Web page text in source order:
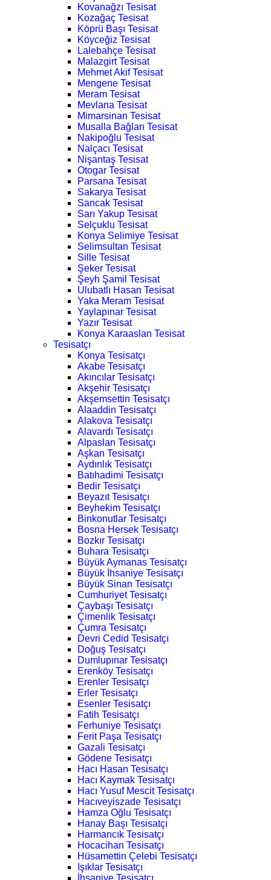
Kovanağzı Tesisat
Kozağaç Tesisat
Köprü Başı Tesisat
Köyceğiz Tesisat
Lalebahçe Tesisat
Malazgirt Tesisat
Mehmet Akif Tesisat
Mengene Tesisat
Meram Tesisat
Mevlana Tesisat
Mimarsinan Tesisat
Musalla Bağları Tesisat
Nakipoğlu Tesisat
Nalçacı Tesisat
Nişantaş Tesisat
Otogar Tesisat
Parsana Tesisat
Sakarya Tesisat
Sancak Tesisat
Sarı Yakup Tesisat
Selçuklu Tesisat
Konya Selimiye Tesisat
Selimsultan Tesisat
Sille Tesisat
Şeker Tesisat
Şeyh Şamil Tesisat
Ulubatlı Hasan Tesisat
Yaka Meram Tesisat
Yaylapınar Tesisat
Yazır Tesisat
Konya Karaaslan Tesisat
Tesisatçı
Konya Tesisatçı
Akabe Tesisatçı
Akıncılar Tesisatçı
Akşehir Tesisatçı
Akşemsettin Tesisatçı
Alaaddin Tesisatçı
Alakova Tesisatçı
Alavardı Tesisatçı
Alpaslan Tesisatçı
Aşkan Tesisatçı
Aydınlık Tesisatçı
Batıhadimi Tesisatçı
Bedir Tesisatçı
Beyazıt Tesisatçı
Beyhekim Tesisatçı
Binkonutlar Tesisatçı
Bosna Hersek Tesisatçı
Bozkır Tesisatçı
Buhara Tesisatçı
Büyük Aymanas Tesisatçı
Büyük İhsaniye Tesisatçı
Büyük Sinan Tesisatçı
Cumhuriyet Tesisatçı
Çaybaşı Tesisatçı
Çimenlik Tesisatçı
Çumra Tesisatçı
Devri Cedid Tesisatçı
Doğuş Tesisatçı
Dumlupınar Tesisatçı
Erenköy Tesisatçı
Erenler Tesisatçı
Erler Tesisatçı
Esenler Tesisatçı
Fatih Tesisatçı
Ferhuniye Tesisatçı
Ferit Paşa Tesisatçı
Gazali Tesisatçı
Gödene Tesisatçı
Hacı Hasan Tesisatçı
Hacı Kaymak Tesisatçı
Hacı Yusuf Mescit Tesisatçı
Hacıveyiszade Tesisatçı
Hamza Oğlu Tesisatçı
Hanay Başı Tesisatçı
Harmancık Tesisatçı
Hocacihan Tesisatçı
Hüsamettin Çelebi Tesisatçı
Işıklar Tesisatçı